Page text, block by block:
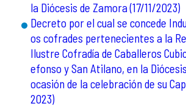
la Diócesis de Zamora (17/11/2023)
Decreto por el cual se concede
os cofrades pertenecientes a la
Ilustre Cofradía de Caballeros
efonso y San Atilano, en la
ocasión de la celebración de su
2023)